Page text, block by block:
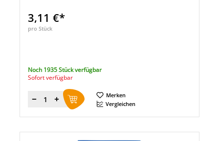
3,11 €*
pro Stück
Noch 1935 Stück verfügbar
Sofort verfügbar
Menge
Merken
Vergleichen